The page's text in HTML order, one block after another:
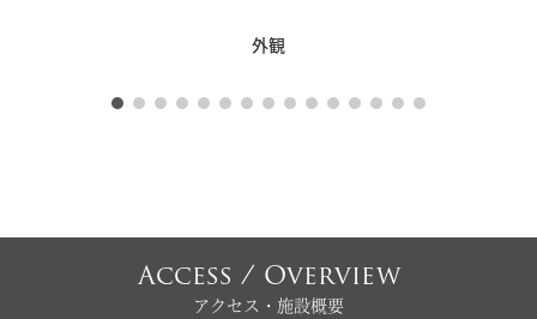
外観
Access / Overview
アクセス・施設概要